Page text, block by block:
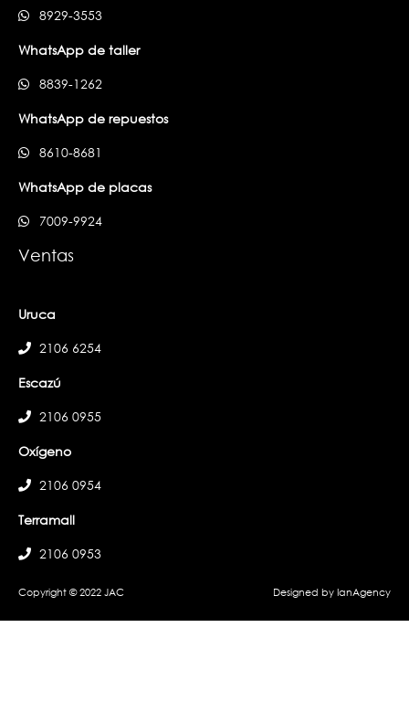
8929-3553
WhatsApp de taller
8839-1262
WhatsApp de repuestos
8610-8681
WhatsApp de placas
7009-9924
Ventas
Uruca
2106 6254
Escazú
2106 0955
Oxígeno
2106 0954
Terramall
2106 0953
Copyright © 2022 JAC Designed by IanAgency